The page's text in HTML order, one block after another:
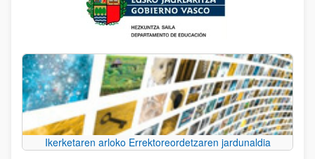
Ikerketaren arloko Errektoreordetzaren jardunaldia